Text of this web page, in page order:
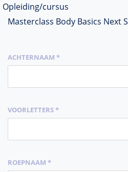
Opleiding/cursus
Masterclass Body Basics Next
ACHTERNAAM *
VOORLETTERS *
ROEPNAAM *